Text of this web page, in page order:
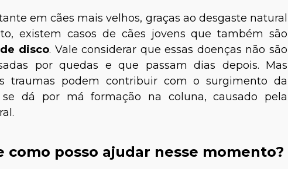
em cães mais velhos, graças ao desgaste natural
existem casos de cães jovens que também são
disco. Vale considerar que essas doenças não são
por quedas e que passam dias depois. Mas
traumas podem contribuir com o surgimento da
dá por má formação na coluna, causado pela
como posso ajudar nesse momento?
Dr. David Dalamura
de Pequenos
Animais
Viviane Cozzolino
Médica-veterinária